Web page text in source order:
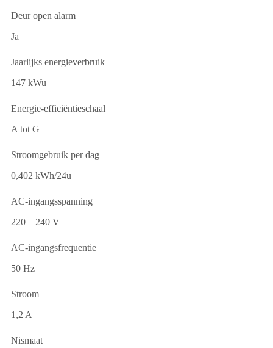
Deur open alarm
Ja
Jaarlijks energieverbruik
147 kWu
Energie-efficiëntieschaal
A tot G
Stroomgebruik per dag
0,402 kWh/24u
AC-ingangsspanning
220 – 240 V
AC-ingangsfrequentie
50 Hz
Stroom
1,2 A
Nismaat